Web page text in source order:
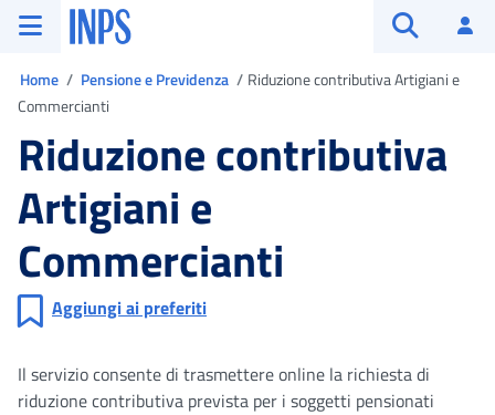
Vai al menu principale
Vai al contenuto principale
Vai al pie' di pagina
INPS ()
Home Pensione e Previdenza
Riduzione contributiva Artigiani e
Commercianti
Riduzione contributiva
Artigiani e
Commercianti
Aggiungi ai preferiti
Il servizio consente di trasmettere online la richiesta di
riduzione contributiva prevista per i soggetti pensionati